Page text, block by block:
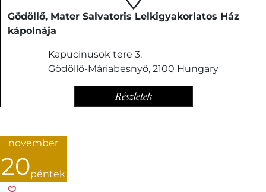
Gödöllő, Mater Salvatoris Lelkigyakorlatos Ház
kápolnája
Kapucinusok tere 3.
Gödöllő-Máriabesnyő, 2100 Hungary
Részletek
november
20péntek